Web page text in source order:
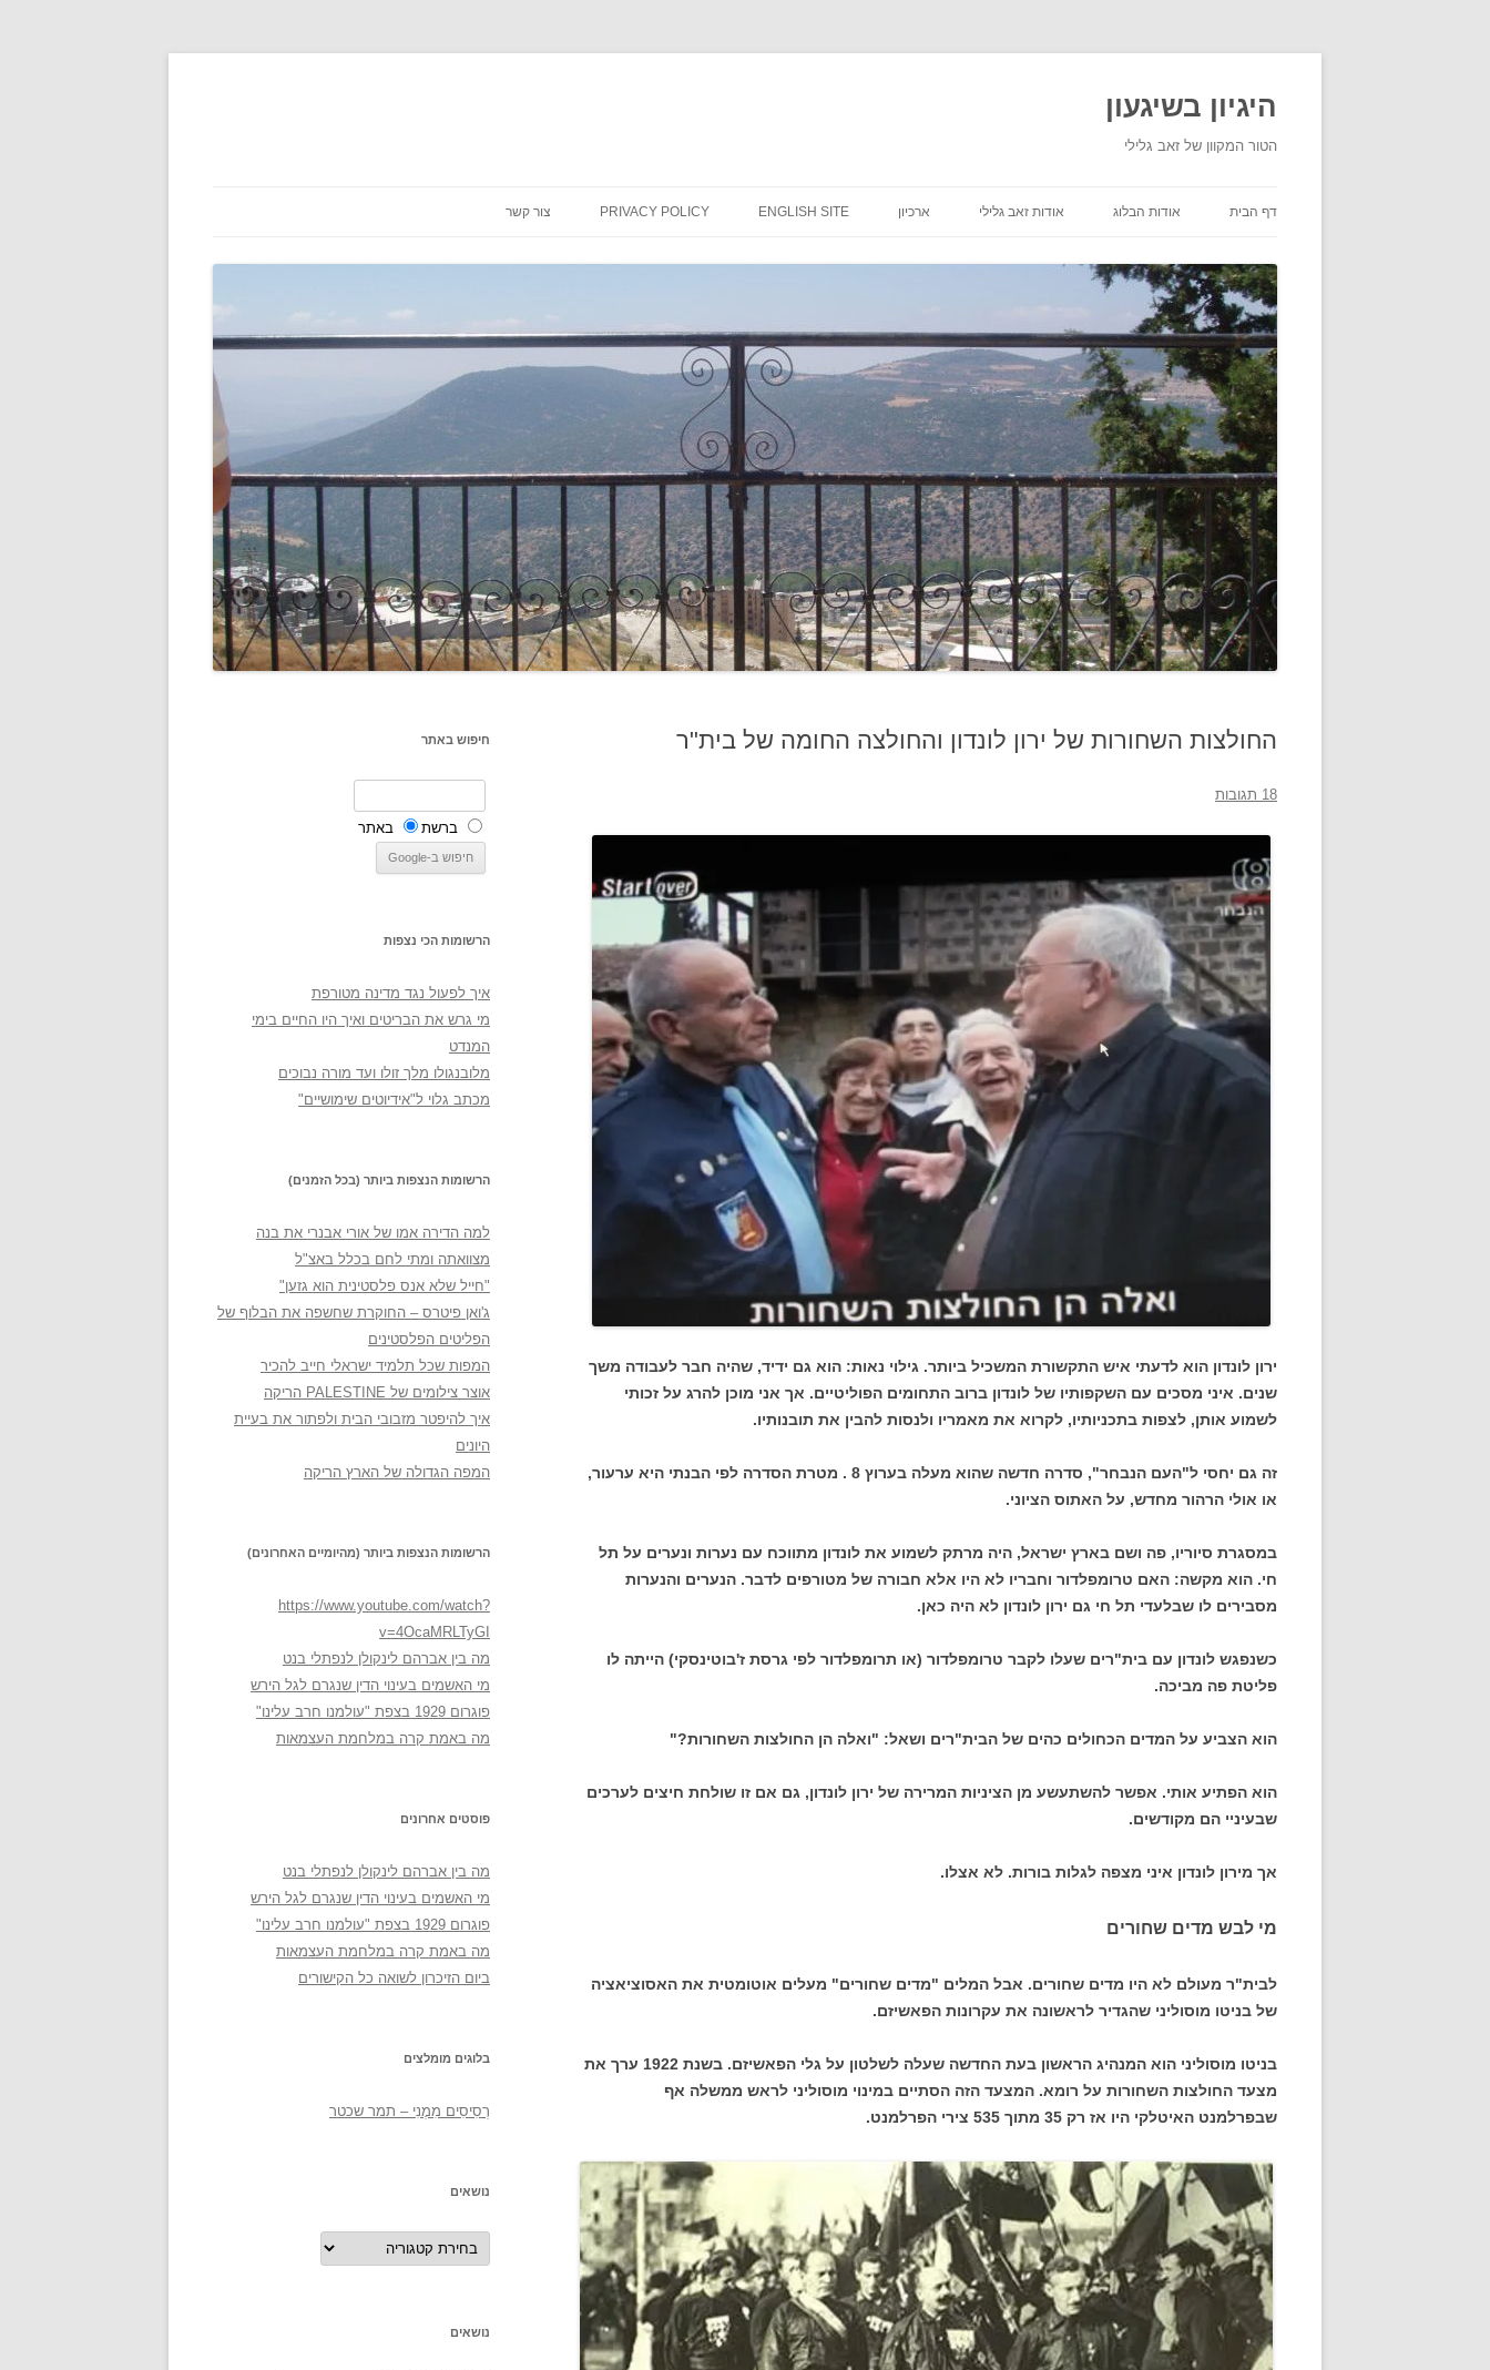
היגיון בשיגעון
הטור המקוון של זאב גלילי
דף הבית אודות הבלוג אודות זאב גלילי ארכיון ENGLISH SITE
PRIVACY POLICY צור קשר
החולצות השחורות של ירון לונדון והחולצה החומה של בית"ר
18 תגובות
ירון לונדון הוא לדעתי איש התקשורת המשכיל ביותר. גילוי נאות: הוא גם ידיד, שהיה חבר לעבודה משך
שנים. איני מסכים עם השקפותיו של לונדון ברוב התחומים הפוליטיים. אך אני מוכן להרג על זכותי
לשמוע אותן, לצפות בתכניותיו, לקרוא את מאמריו ולנסות להבין את תובנותיו.
זה גם יחסי ל"העם הנבחר", סדרה חדשה שהוא מעלה בערוץ 8 . מטרת הסדרה לפי הבנתי היא ערעור,
או אולי הרהור מחדש, על האתוס הציוני.
במסגרת סיוריו, פה ושם בארץ ישראל, היה מרתק לשמוע את לונדון מתווכח עם נערות ונערים על תל
חי. הוא מקשה: האם טרומפלדור וחבריו לא היו אלא חבורה של מטורפים לדבר. הנערים והנערות
מסבירים לו שבלעדי תל חי גם ירון לונדון לא היה כאן.
כשנפגש לונדון עם בית"רים שעלו לקבר טרומפלדור (או תרומפלדור לפי גרסת ז'בוטינסקי) הייתה לו
פליטת פה מביכה.
הוא הצביע על המדים הכחולים כהים של הבית"רים ושאל: "ואלה הן החולצות השחורות?"
הוא הפתיע אותי. אפשר להשתעשע מן הציניות המרירה של ירון לונדון, גם אם זו שולחת חיצים לערכים
שבעיניי הם מקודשים.
אך מירון לונדון איני מצפה לגלות בורות. לא אצלו.
מי לבש מדים שחורים
לבית"ר מעולם לא היו מדים שחורים. אבל המלים "מדים שחורים" מעלים אוטומטית את האסוציאציה
של בניטו מוסוליני שהגדיר לראשונה את עקרונות הפאשיזם.
בניטו מוסוליני הוא המנהיג הראשון בעת החדשה שעלה לשלטון על גלי הפאשיזם. בשנת 1922 ערך את
מצעד החולצות השחורות על רומא. המצעד הזה הסתיים במינוי מוסוליני לראש ממשלה אף
שבפרלמנט האיטלקי היו אז רק 35 מתוך 535 צירי הפרלמנט.
חיפוש באתר
ברשת באתר
הרשומות הכי נצפות
איך לפעול נגד מדינה מטורפת
מי גרש את הבריטים ואיך היו החיים בימי
המנדט
מלובנגולו מלך זולו ועד מורה נבוכים
מכתב גלוי ל"אידיוטים שימושיים"
הרשומות הנצפות ביותר (בכל הזמנים)
למה הדירה אמו של אורי אבנרי את בנה
מצוואתה ומתי לחם בכלל באצ"ל
"חייל שלא אנס פלסטינית הוא גזען"
ג'ואן פיטרס – החוקרת שחשפה את הבלוף של
הפליטים הפלסטינים
המפות שכל תלמיד ישראלי חייב להכיר
אוצר צילומים של PALESTINE הריקה
איך להיפטר מזבובי הבית ולפתור את בעיית
היונים
המפה הגדולה של הארץ הריקה
הרשומות הנצפות ביותר (מהיומיים האחרונים)
https://www.youtube.com/watch?
v=4OcaMRLTyGI
מה בין אברהם לינקולן לנפתלי בנט
מי האשמים בעינוי הדין שנגרם לגל הירש
פוגרום 1929 בצפת "עולמנו חרב עלינו"
מה באמת קרה במלחמת העצמאות
פוסטים אחרונים
מה בין אברהם לינקולן לנפתלי בנט
מי האשמים בעינוי הדין שנגרם לגל הירש
פוגרום 1929 בצפת "עולמנו חרב עלינו"
מה באמת קרה במלחמת העצמאות
ביום הזיכרון לשואה כל הקישורים
בלוגים מומלצים
רְסִיסִים מִמֶנִי – תמר שכטר
נושאים
נושאים
נושאים